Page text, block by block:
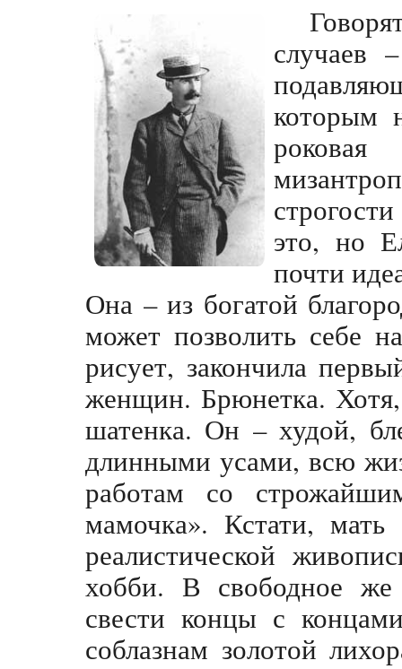
случаев
которым
это, но
почти
Она – из богатой
может позволить себе
рисует, закончила
женщин. Брюнетка. Хотя,
шатенка. Он – худой,
длинными усами, всю
работам со
мамочка». Кстати, мать
реалистической
хобби. В свободное
свести концы с
соблазнам золотой